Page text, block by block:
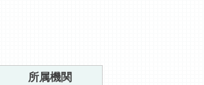
所属機関